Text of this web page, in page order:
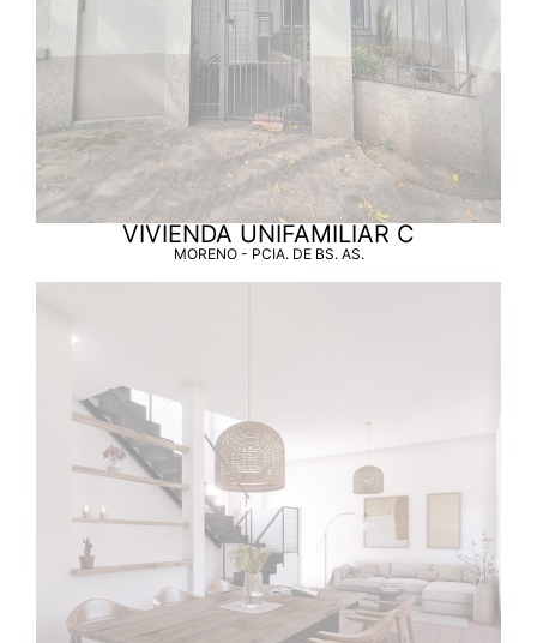
VIVIENDA UNIFAMILIAR C
MORENO - PCIA. DE BS. AS.